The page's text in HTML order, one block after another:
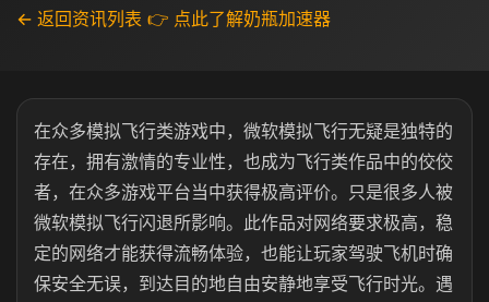
← 返回资讯列表 👉 点此了解奶瓶加速器
在众多模拟飞行类游戏中，微软模拟飞行无疑是独特的
存在，拥有激情的专业性，也成为飞行类作品中的佼佼
者，在众多游戏平台当中获得极高评价。只是很多人被
微软模拟飞行闪退所影响。此作品对网络要求极高，稳
定的网络才能获得流畅体验，也能让玩家驾驶飞机时确
保安全无误，到达目的地自由安静地享受飞行时光。遇